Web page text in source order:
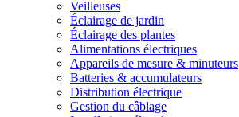
Veilleuses
Éclairage de jardin
Éclairage des plantes
Alimentations électriques
Appareils de mesure & minuteurs
Batteries & accumulateurs
Distribution électrique
Gestion du câblage